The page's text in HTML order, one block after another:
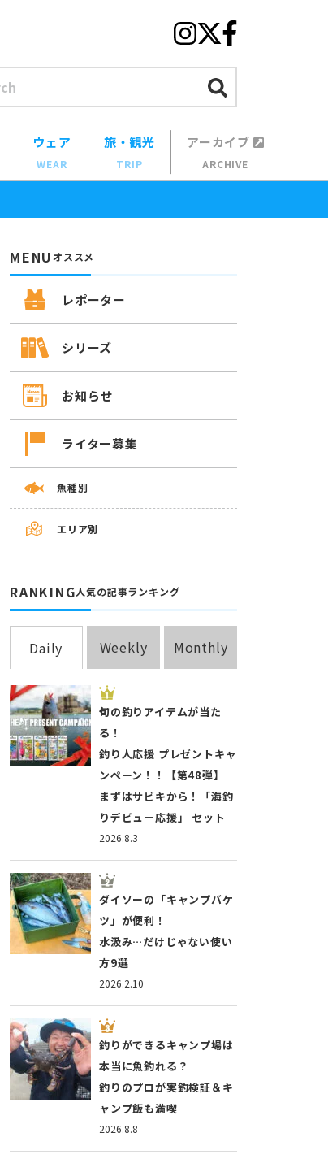
ウェア
WEAR
旅・観光
TRIP
アーカイブ
ARCHIVE
MENUオススメ
レポーター
シリーズ
お知らせ
ライター募集
魚種別
エリア別
RANKING人気の記事ランキング
Daily Weekly Monthly
2026.8.3
旬の釣りアイテムが当た
る！
釣り人応援 プレゼントキャ
ンペーン！！【第48弾】
まずはサビキから！「海釣
りデビュー応援」 セット
2026.2.10
ダイソーの「キャンプバケ
ツ」が便利！
水汲み…だけじゃない使い
方9選
2026.8.8
釣りができるキャンプ場は
本当に魚釣れる？
釣りのプロが実釣検証＆キ
ャンプ飯も満喫